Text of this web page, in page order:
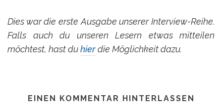
Dies war die erste Ausgabe unserer Interview-Reihe.
Falls auch du unseren Lesern etwas mitteilen
möchtest, hast duhierdie Möglichkeit dazu.
EINEN KOMMENTAR HINTERLASSEN